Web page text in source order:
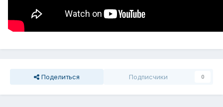
Поделиться Подписчики 0